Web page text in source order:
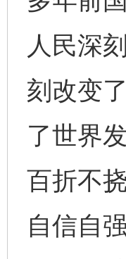
人民深
刻改变
了世界
百折不
自信自